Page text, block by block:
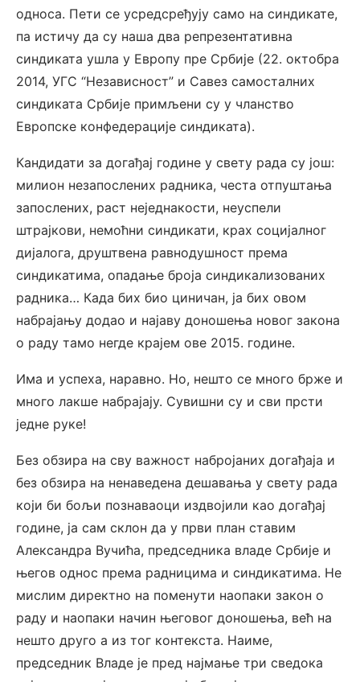
односа. Пети се усредсређују само на синдикате,
па истичу да су наша два репрезентативна
синдиката ушла у Европу пре Србије (22. октобра
2014, УГС “Независност” и Савез самосталних
синдиката Србије примљени су у чланство
Европске конфедерације синдиката).
Кандидати за догађај године у свету рада су још:
милион незапослених радника, честа отпуштања
запослених, раст неједнакости, неуспели
штрајкови, немоћни синдикати, крах социјалног
дијалога, друштвена равнодушност према
синдикатима, опадање броја синдикализованих
радника… Када бих био циничан, ја бих овом
набрајању додао и најаву доношења новог закона
о раду тамо негде крајем ове 2015. године.
Има и успеха, наравно. Но, нешто се много брже и
много лакше набрајају. Сувишни су и сви прсти
једне руке!
Без обзира на сву важност набројаних догађаја и
без обзира на ненаведена дешавања у свету рада
који би бољи познаваоци издвојили као догађај
године, ја сам склон да у први план ставим
Александра Вучића, председника владе Србије и
његов однос према радницима и синдикатима. Не
мислим директно на поменути наопаки закон о
раду и наопаки начин његовог доношења, већ на
нешто друго а из тог контекста. Наиме,
председник Владе је пред најмање три сведока